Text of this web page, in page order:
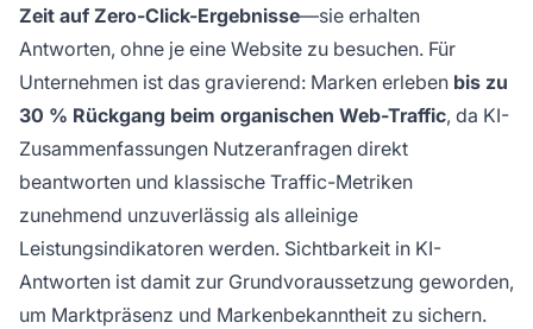
Zeit auf Zero-Click-Ergebnisse—sie erhalten
Antworten, ohne je eine Website zu besuchen. Für
Unternehmen ist das gravierend: Marken erleben bis zu
30 % Rückgang beim organischen Web-Traffic, da KI-
Zusammenfassungen Nutzeranfragen direkt
beantworten und klassische Traffic-Metriken
zunehmend unzuverlässig als alleinige
Leistungsindikatoren werden. Sichtbarkeit in KI-
Antworten ist damit zur Grundvoraussetzung geworden,
um Marktpräsenz und Markenbekanntheit zu sichern.